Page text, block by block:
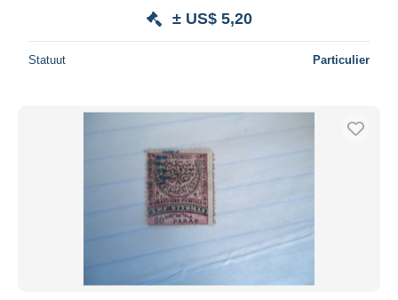
± US$ 5,20
Statuut Particulier